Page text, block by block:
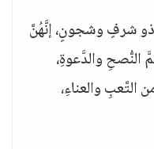
شرفٍ وشجونٍ، إنَّهُنَّ
والدَّعوةِ،
التَّعبِ والعناءِ،